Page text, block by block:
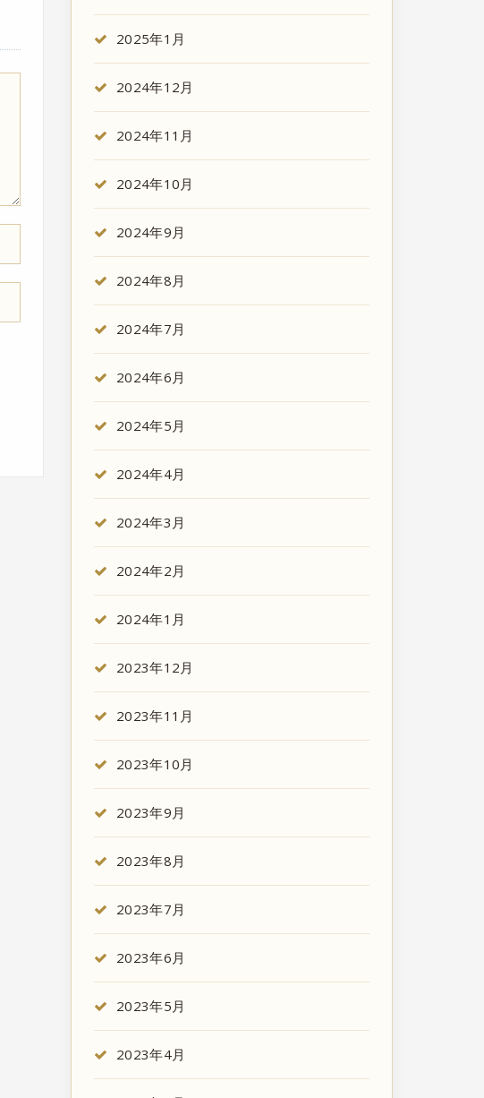
2025年1月
2024年12月
2024年11月
2024年10月
2024年9月
2024年8月
2024年7月
2024年6月
2024年5月
2024年4月
2024年3月
2024年2月
2024年1月
2023年12月
2023年11月
2023年10月
2023年9月
2023年8月
2023年7月
2023年6月
2023年5月
2023年4月